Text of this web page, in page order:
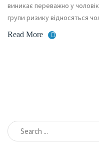
виникає переважно у
групи ризику відносяться
Read More